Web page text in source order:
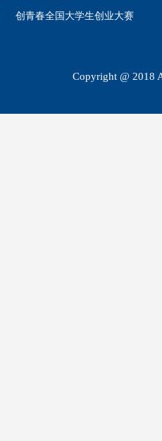
创青春全国大学生创业大赛
Copyright @ 2018